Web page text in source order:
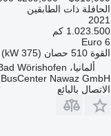
الحافلة ذات الطابقين
2021
1.023.500 كم
Euro 6
القوة 510 حصان (375 kW)
ألمانيا، Bad Wörishofen
BusCenter Nawaz GmbH
الاتصال بالبائع